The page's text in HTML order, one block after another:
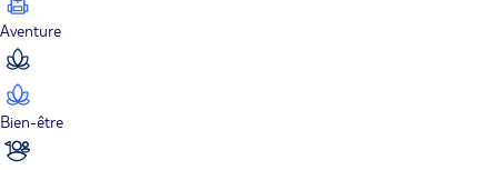
Aventure
Bien-être